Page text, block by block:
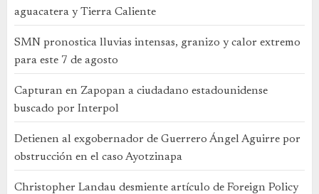
aguacatera y Tierra Caliente
SMN pronostica lluvias intensas, granizo y calor extremo
para este 7 de agosto
Capturan en Zapopan a ciudadano estadounidense
buscado por Interpol
Detienen al exgobernador de Guerrero Ángel Aguirre por
obstrucción en el caso Ayotzinapa
Christopher Landau desmiente artículo de Foreign Policy